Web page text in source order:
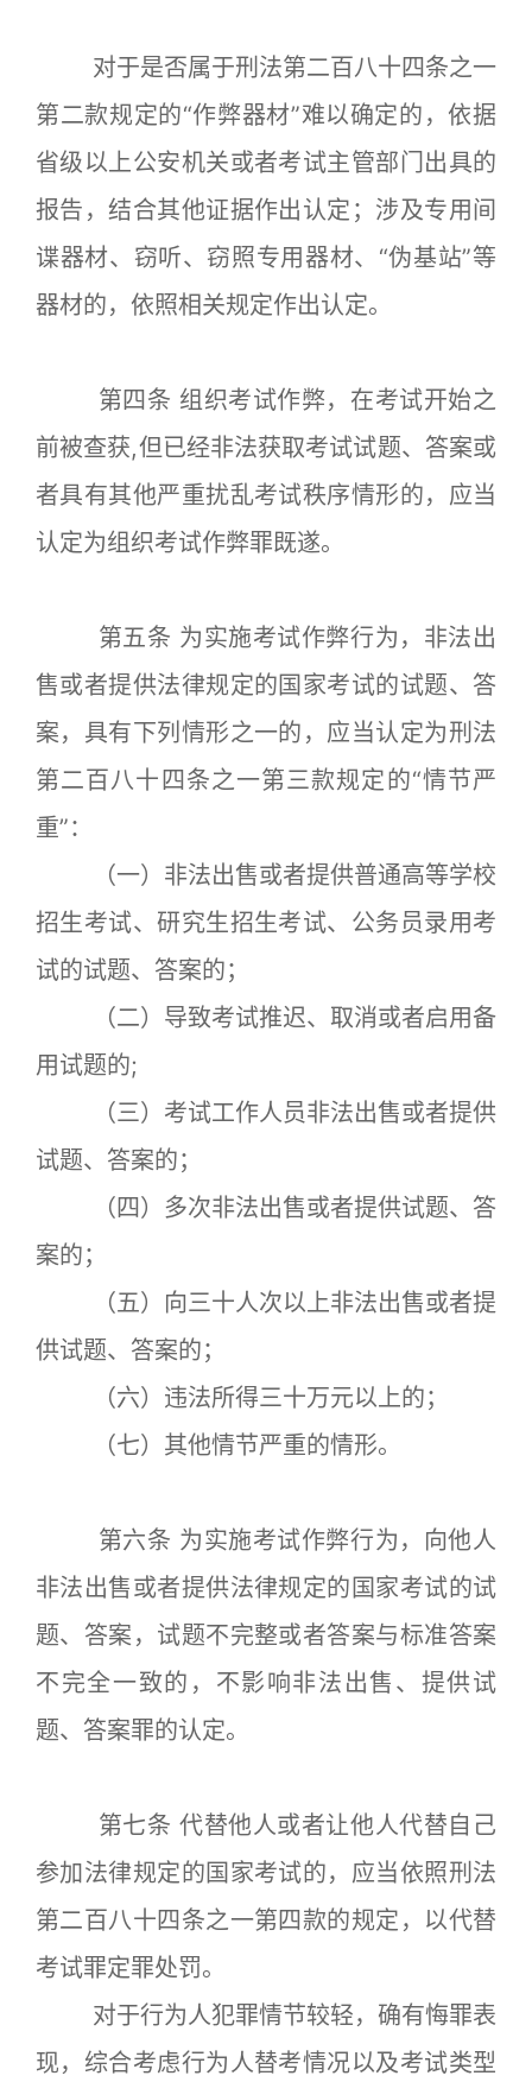
对于是否属于刑法第二百八十四条之一
第二款规定的“作弊器材”难以确定的，依据
省级以上公安机关或者考试主管部门出具的
报告，结合其他证据作出认定；涉及专用间
谍器材、窃听、窃照专用器材、“伪基站”等
器材的，依照相关规定作出认定。
第四条 组织考试作弊，在考试开始之
前被查获,但已经非法获取考试试题、答案或
者具有其他严重扰乱考试秩序情形的，应当
认定为组织考试作弊罪既遂。
第五条 为实施考试作弊行为，非法出
售或者提供法律规定的国家考试的试题、答
案，具有下列情形之一的，应当认定为刑法
第二百八十四条之一第三款规定的“情节严
重”：
（一）非法出售或者提供普通高等学校
招生考试、研究生招生考试、公务员录用考
试的试题、答案的；
（二）导致考试推迟、取消或者启用备
用试题的;
（三）考试工作人员非法出售或者提供
试题、答案的；
（四）多次非法出售或者提供试题、答
案的；
（五）向三十人次以上非法出售或者提
供试题、答案的；
（六）违法所得三十万元以上的；
（七）其他情节严重的情形。
第六条 为实施考试作弊行为，向他人
非法出售或者提供法律规定的国家考试的试
题、答案，试题不完整或者答案与标准答案
不完全一致的，不影响非法出售、提供试
题、答案罪的认定。
第七条 代替他人或者让他人代替自己
参加法律规定的国家考试的，应当依照刑法
第二百八十四条之一第四款的规定，以代替
考试罪定罪处罚。
对于行为人犯罪情节较轻，确有悔罪表
现，综合考虑行为人替考情况以及考试类型